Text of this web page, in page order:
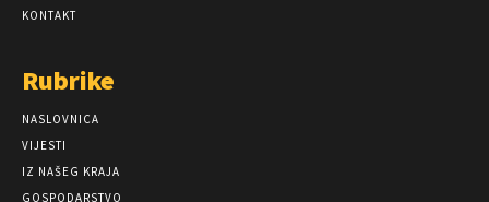
KONTAKT
Rubrike
NASLOVNICA
VIJESTI
IZ NAŠEG KRAJA
GOSPODARSTVO